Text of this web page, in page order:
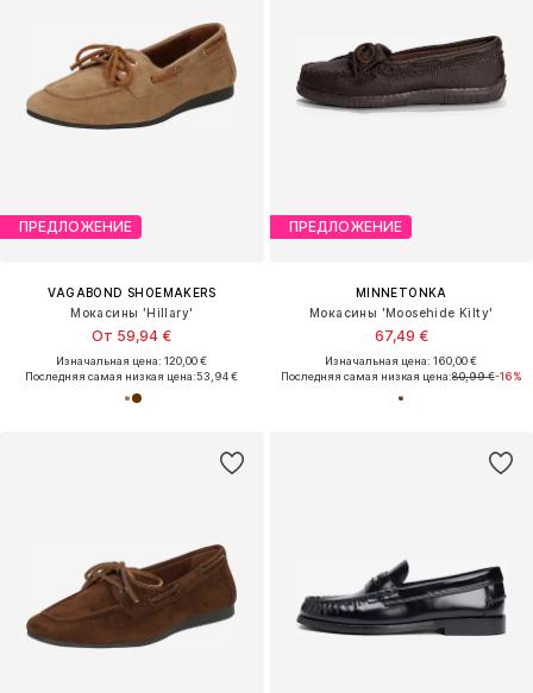
ПРЕДЛОЖЕНИЕ
VAGABOND SHOEMAKERS
Мокасины 'Hillary'
От 59,94 €
Изначальная цена: 120,00 €
Последняя самая низкая цена:53,94 €
ПРЕДЛОЖЕНИЕ
MINNETONKA
Мокасины 'Moosehide Kilty'
67,49 €
Изначальная цена: 160,00 €
Последняя самая низкая цена:80,99 €-16%